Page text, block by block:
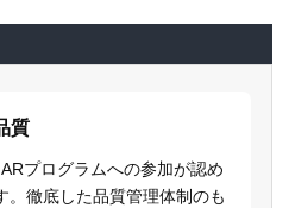
質
プログラムへの参加が認め
。徹底した品質管理体制のも